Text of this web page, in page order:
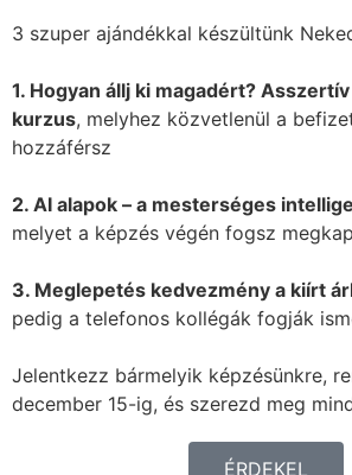
3 szuper ajándékkal készültünk
1. Hogyan állj ki magadért?
kurzus, melyhez közvetlenül a
hozzáférsz
2. AI alapok – a mesterséges
melyet a képzés végén fogsz
3. Meglepetés kedvezmény a kiírt
pedig a telefonos kollégák fogják
Jelentkezz bármelyik képzésünkre,
december 15-ig, és szerezd meg
ÉRDEKEL